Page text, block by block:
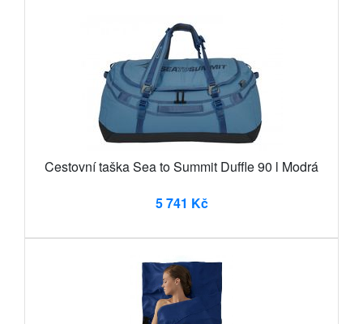
Cestovní taška Sea to Summit Duffle 90 l Modrá
5 741 Kč